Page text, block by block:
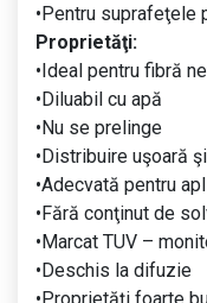
•Pentru suprafeţele
Proprietăţi:
•Ideal pentru fibră
•Diluabil cu apă
•Nu se prelinge
•Distribuire uşoară
•Adecvată pentru
•Fără conţinut de
•Marcat TUV –
•Deschis la difuzie
•Proprietăţi foarte